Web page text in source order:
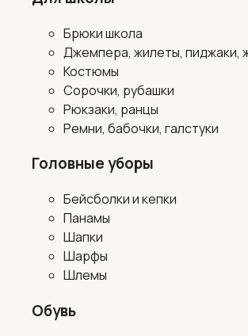
Брюки школа
Джемпера, жилеты, пиджаки,
Костюмы
Сорочки, рубашки
Рюкзаки, ранцы
Ремни, бабочки, галстуки
Головные уборы
Бейсболки и кепки
Панамы
Шапки
Шарфы
Шлемы
Обувь